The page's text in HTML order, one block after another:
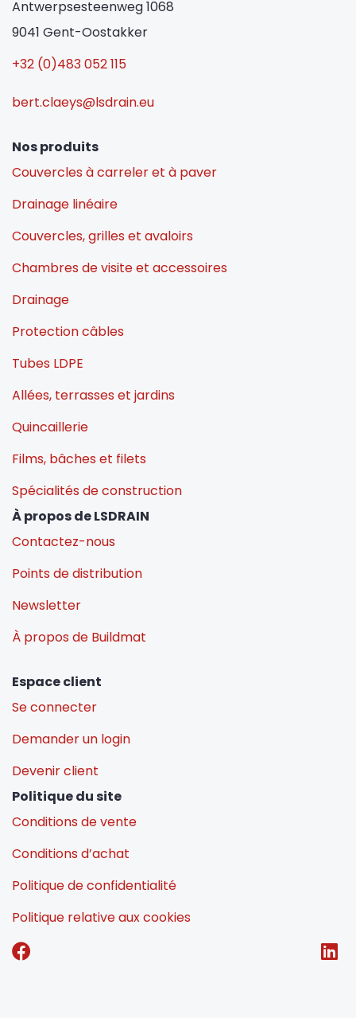
Antwerpsesteenweg 1068
9041 Gent-Oostakker
+32 (0)483 052 115
bert.claeys@lsdrain.eu
Nos produits
Couvercles à carreler et à paver
Drainage linéaire
Couvercles, grilles et avaloirs
Chambres de visite et accessoires
Drainage
Protection câbles
Tubes LDPE
Allées, terrasses et jardins
Quincaillerie
Films, bâches et filets
Spécialités de construction
À propos de LSDRAIN
Contactez-nous
Points de distribution
Newsletter
À propos de Buildmat
Espace client
Se connecter
Demander un login
Devenir client
Politique du site
Conditions de vente
Conditions d’achat
Politique de confidentialité
Politique relative aux cookies